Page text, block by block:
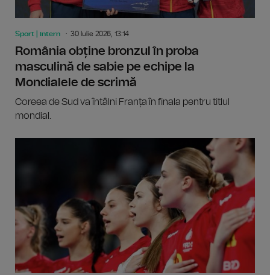
Sport | intern 30 Iulie 2026, 13:14
România obține bronzul în proba
masculină de sabie pe echipe la
Mondialele de scrimă
Coreea de Sud va întâlni Franța în finala pentru titlul
mondial.